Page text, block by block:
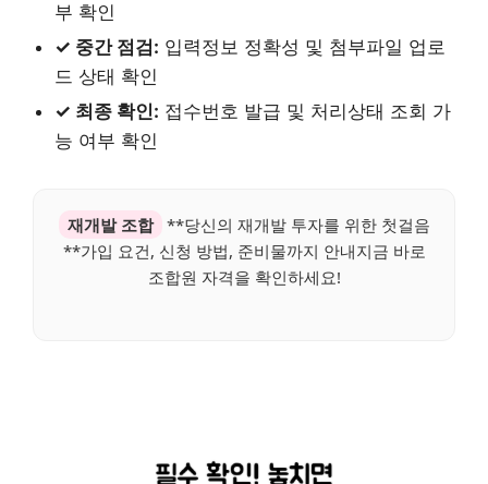
부 확인
✓ 중간 점검: 입력정보 정확성 및 첨부파일 업로
드 상태 확인
✓ 최종 확인: 접수번호 발급 및 처리상태 조회 가
능 여부 확인
재개발 조합
**당신의 재개발 투자를 위한 첫걸음
**가입 요건, 신청 방법, 준비물까지 안내지금 바로
조합원 자격을 확인하세요!